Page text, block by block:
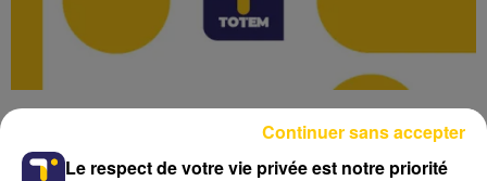
Le respect de votre vie privée est notre priorité
Continuer sans accepter